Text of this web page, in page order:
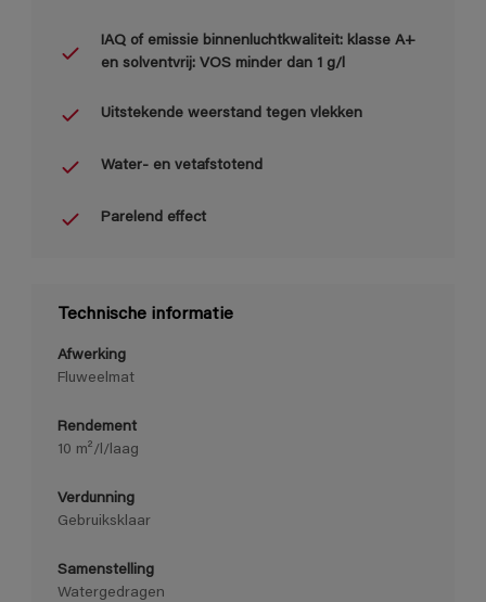
IAQ of emissie binnenluchtkwaliteit: klasse A+
en solventvrij: VOS minder dan 1 g/l
Uitstekende weerstand tegen vlekken
Water- en vetafstotend
Parelend effect
Technische informatie
Afwerking
Fluweelmat
Rendement
10 m²/l/laag
Verdunning
Gebruiksklaar
Samenstelling
Watergedragen